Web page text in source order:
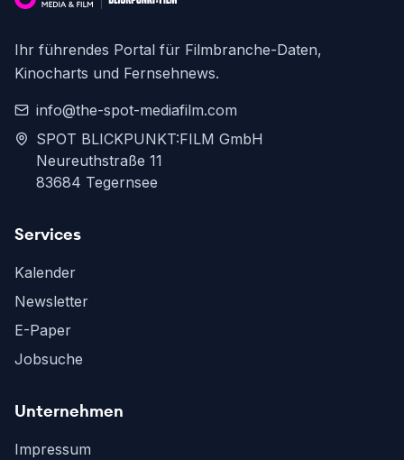
Ihr führendes Portal für Filmbranche-Daten,
Kinocharts und Fernsehnews.
info@the-spot-mediafilm.com
SPOT BLICKPUNKT:FILM GmbH
Neureuthstraße 11
83684 Tegernsee
Services
Kalender
Newsletter
E-Paper
Jobsuche
Unternehmen
Impressum